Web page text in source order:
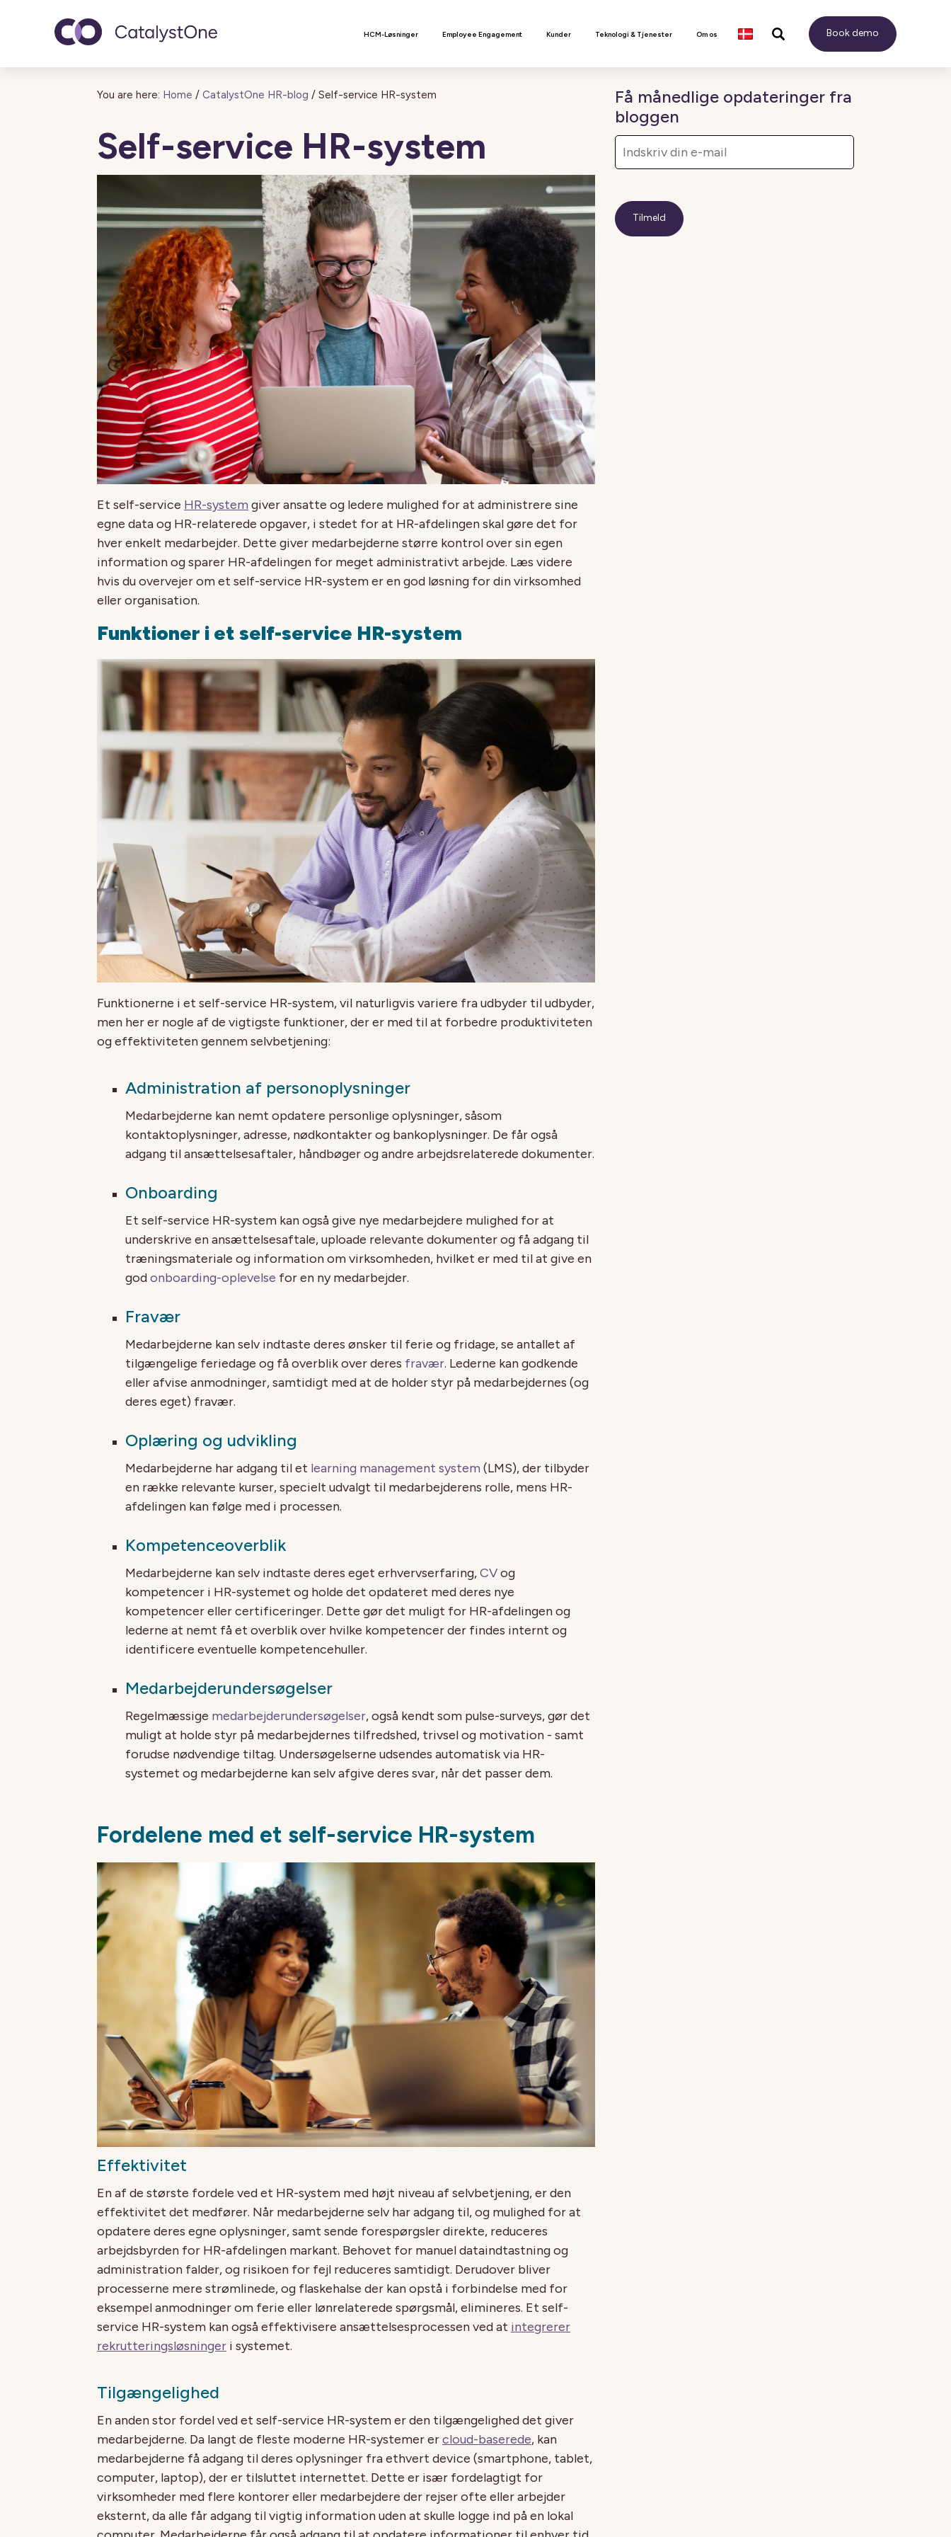
Toggle navigation HCM-Løsninger Employee Engagement Kunder Teknologi & Tjenester Om os Book demo
You are here: Home / CatalystOne HR-blog / Self-service HR-system
Self-service HR-system
Et self-service HR-system giver ansatte og ledere mulighed for at administrere sine
egne data og HR-relaterede opgaver, i stedet for at HR-afdelingen skal gøre det for
hver enkelt medarbejder. Dette giver medarbejderne større kontrol over sin egen
information og sparer HR-afdelingen for meget administrativt arbejde. Læs videre
hvis du overvejer om et self-service HR-system er en god løsning for din virksomhed
eller organisation.
Funktioner i et self-service HR-system
Funktionerne i et self-service HR-system, vil naturligvis variere fra udbyder til udbyder,
men her er nogle af de vigtigste funktioner, der er med til at forbedre produktiviteten
og effektiviteten gennem selvbetjening:
Administration af personoplysninger
Medarbejderne kan nemt opdatere personlige oplysninger, såsom
kontaktoplysninger, adresse, nødkontakter og bankoplysninger. De får også
adgang til ansættelsesaftaler, håndbøger og andre arbejdsrelaterede dokumenter.
Onboarding
Et self-service HR-system kan også give nye medarbejdere mulighed for at
underskrive en ansættelsesaftale, uploade relevante dokumenter og få adgang til
træningsmateriale og information om virksomheden, hvilket er med til at give en
godonboarding-oplevelse for en ny medarbejder.
Fravær
Medarbejderne kan selv indtaste deres ønsker til ferie og fridage, se antallet af
tilgængelige feriedage og få overblik over deres fravær. Lederne kan godkende
eller afvise anmodninger, samtidigt med at de holder styr på medarbejdernes (og
deres eget) fravær.
Oplæring og udvikling
Medarbejderne har adgang til et learning management system (LMS), der tilbyder
en række relevante kurser, specielt udvalgt til medarbejderens rolle, mens HR-
afdelingen kan følge med i processen.
Kompetenceoverblik
Medarbejderne kan selv indtaste deres eget erhvervserfaring,CVog
kompetencer i HR-systemet og holde det opdateret med deres nye
kompetencer eller certificeringer. Dette gør det muligt for HR-afdelingen og
lederne at nemt få et overblik over hvilke kompetencer der findes internt og
identificere eventuelle kompetencehuller.
Medarbejderundersøgelser
Regelmæssige medarbejderundersøgelser, også kendt som pulse-surveys, gør det
muligt at holde styr på medarbejdernes tilfredshed, trivsel og motivation - samt
forudse nødvendige tiltag. Undersøgelserne udsendes automatisk via HR-
systemet og medarbejderne kan selv afgive deres svar, når det passer dem.
Fordelene med et self-service HR-system
Effektivitet
En af de største fordele ved et HR-system med højt niveau af selvbetjening, er den
effektivitet det medfører. Når medarbejderne selv har adgang til, og mulighed for at
opdatere deres egne oplysninger, samt sende forespørgsler direkte, reduceres
arbejdsbyrden for HR-afdelingen markant. Behovet for manuel dataindtastning og
administration falder, og risikoen for fejl reduceres samtidigt. Derudover bliver
processerne mere strømlinede, og flaskehalse der kan opstå i forbindelse med for
eksempel anmodninger om ferie eller lønrelaterede spørgsmål, elimineres. Et self-
service HR-system kan også effektivisere ansættelsesprocessen ved at integrerer
rekrutteringsløsninger i systemet.
Tilgængelighed
En anden stor fordel ved et self-service HR-system er den tilgængelighed det giver
medarbejderne. Da langt de fleste moderne HR-systemer ercloud-baserede, kan
medarbejderne få adgang til deres oplysninger fra ethvert device (smartphone, tablet,
computer, laptop), der er tilsluttet internettet. Dette er især fordelagtigt for
virksomheder med flere kontorer eller medarbejdere der rejser ofte eller arbejder
eksternt, da alle får adgang til vigtig information uden at skulle logge ind på en lokal
Få månedlige opdateringer fra
bloggen